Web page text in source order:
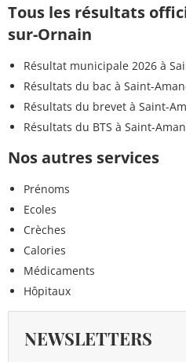
Tous les résultats
sur-Ornain
Résultat municipale 2026 à
Résultats du bac à Saint-
Résultats du brevet à Saint-
Résultats du BTS à Saint-
Nos autres services
Prénoms
Ecoles
Crèches
Calories
Médicaments
Hôpitaux
NEWSLETTERS